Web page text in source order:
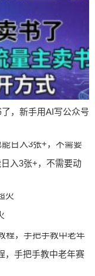
，新手用AI写公众号
入3张+，不需要动
，手把手教中老年赛